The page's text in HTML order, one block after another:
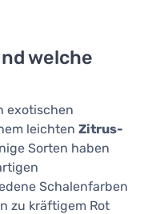
welche
exotischen
leichten Zitrus-
Sorten haben
Schalenfarben
zu kräftigem Rot